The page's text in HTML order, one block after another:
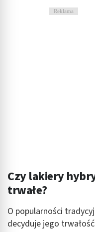
Reklama
Czy lakiery
trwałe?
O popularności
decyduje jego